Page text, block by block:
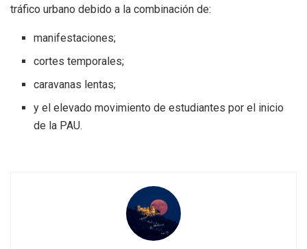
tráfico urbano debido a la combinación de:
manifestaciones;
cortes temporales;
caravanas lentas;
y el elevado movimiento de estudiantes por el inicio
de la PAU.